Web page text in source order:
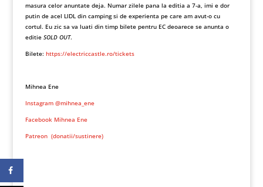
masura celor anuntate deja. Numar zilele pana la editia a 7-a, imi e dor
putin de acel LIDL din camping si de experienta pe care am avut-o cu
cortul. Eu zic sa va luati din timp bilete pentru EC deoarece se anunta o
editie SOLD OUT.
Bilete: https://electriccastle.ro/tickets
Mihnea Ene
Instagram @mihnea_ene
Facebook Mihnea Ene
Patreon (donatii/sustinere)